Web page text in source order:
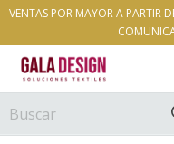
VENTAS POR MAYOR A PARTIR